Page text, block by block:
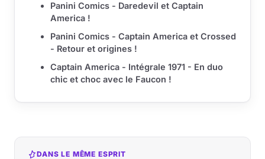
Panini Comics - Daredevil et Captain
America !
Panini Comics - Captain America et Crossed
- Retour et origines !
Captain America - Intégrale 1971 - En duo
chic et choc avec le Faucon !
DANS LE MÊME ESPRIT